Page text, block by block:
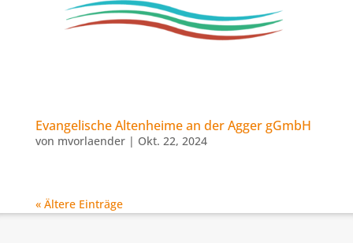
Evangelische Altenheime an der Agger gGmbH
von mvorlaender| Okt. 22, 2024
« Ältere Einträge